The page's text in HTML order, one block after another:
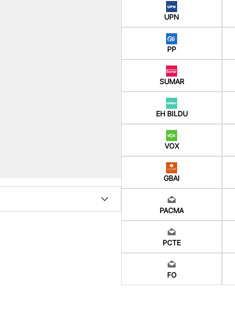
UPN
PP
SUMAR
EH BILDU
VOX
GBAI
PACMA
PCTE
FO